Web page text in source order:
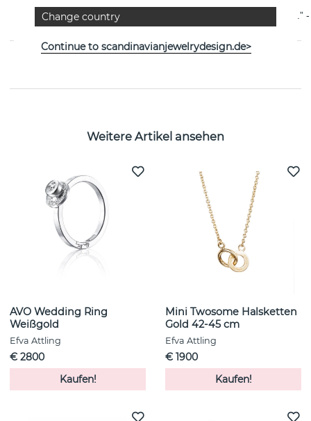
“In the bosom of the earth, the secret dreams of the seed await.”
Weitere Artikel ansehen
AVO Wedding Ring
Weißgold
Efva Attling
€ 2800
Kaufen!
Mini Twosome Halsketten
Gold 42-45 cm
Efva Attling
€ 1900
Kaufen!
Change country
Continue to scandinavianjewelrydesign.de>